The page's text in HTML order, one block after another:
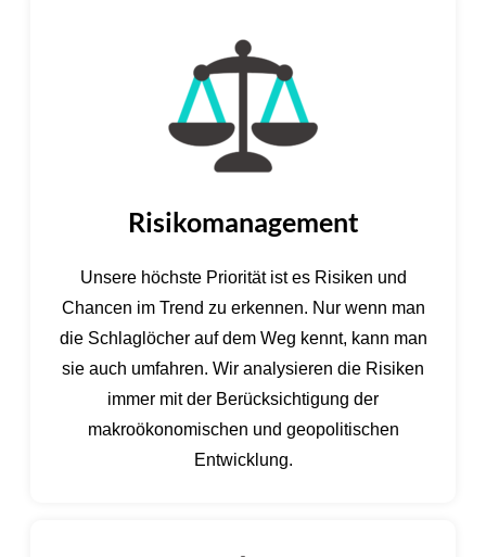
Risikomanagement
Unsere höchste Priorität ist es Risiken und
Chancen im Trend zu erkennen. Nur wenn man
die Schlaglöcher auf dem Weg kennt, kann man
sie auch umfahren. Wir analysieren die Risiken
immer mit der Berücksichtigung der
makroökonomischen und geopolitischen
Entwicklung.